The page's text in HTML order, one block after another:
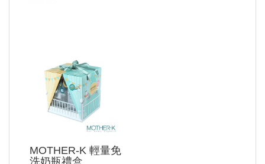
MOTHER-K 輕量免